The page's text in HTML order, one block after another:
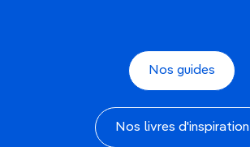
Nos guides
Nos livres d'inspiration